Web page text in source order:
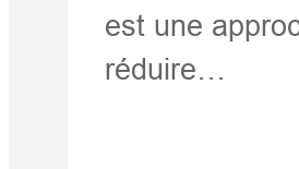
est une
réduire…